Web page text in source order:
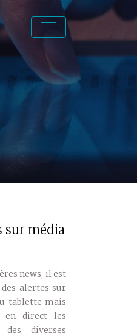
sur média
news, il est
alertes sur
tablette mais
en direct les
des diverses